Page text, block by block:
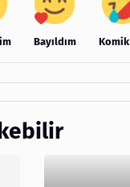
Bayıldım Komik